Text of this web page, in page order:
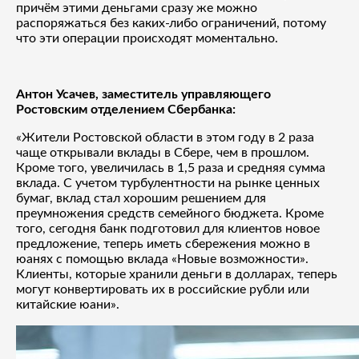
причём этими деньгами сразу же можно
распоряжаться без каких-либо ограничений, потому
что эти операции происходят моментально.
Антон Усачев, заместитель управляющего
Ростовским отделением Сбербанка:
«Жители Ростовской области в этом году в 2 раза
чаще открывали вклады в Сбере, чем в прошлом.
Кроме того, увеличилась в 1,5 раза и средняя сумма
вклада. С учетом турбулентности на рынке ценных
бумаг, вклад стал хорошим решением для
преумножения средств семейного бюджета. Кроме
того, сегодня банк подготовил для клиентов новое
предложение, теперь иметь сбережения можно в
юанях с помощью вклада «Новые возможности».
Клиенты, которые хранили деньги в долларах, теперь
могут конвертировать их в российские рубли или
китайские юани».